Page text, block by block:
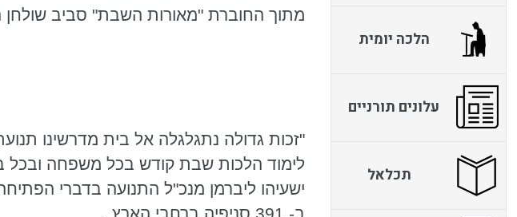
מתוך החוברת "מאורות השבת" סביב
"זכות גדולה נתגלגלה אל בית מדרשינו
לימוד הלכות שבת קודש בכל משפחה ובכל
ישעיהו ליברמן מנכ"ל התנועה בדברי
הלכה יומית
עלונים תורניים
תכלאל